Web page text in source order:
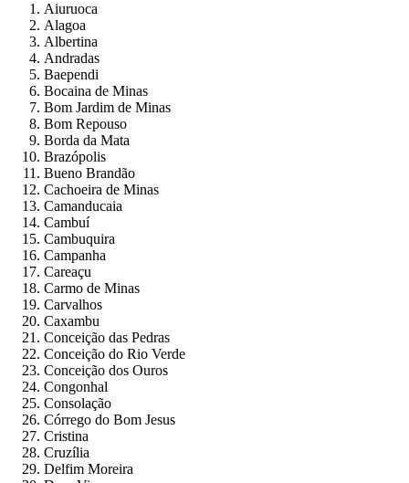
Aiuruoca
Alagoa
Albertina
Andradas
Baependi
Bocaina de Minas
Bom Jardim de Minas
Bom Repouso
Borda da Mata
Brazópolis
Bueno Brandão
Cachoeira de Minas
Camanducaia
Cambuí
Cambuquira
Campanha
Careaçu
Carmo de Minas
Carvalhos
Caxambu
Conceição das Pedras
Conceição do Rio Verde
Conceição dos Ouros
Congonhal
Consolação
Córrego do Bom Jesus
Cristina
Cruzília
Delfim Moreira